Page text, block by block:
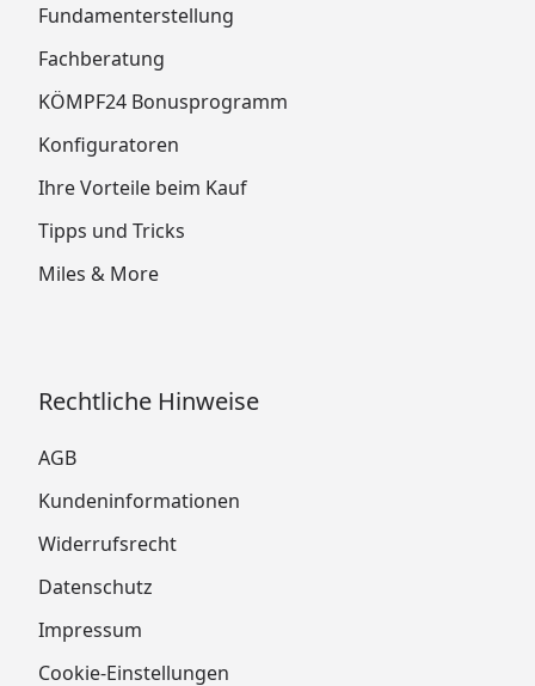
Fundamenterstellung
Fachberatung
KÖMPF24 Bonusprogramm
Konfiguratoren
Ihre Vorteile beim Kauf
Tipps und Tricks
Miles & More
Rechtliche Hinweise
AGB
Kundeninformationen
Widerrufsrecht
Datenschutz
Impressum
Cookie-Einstellungen